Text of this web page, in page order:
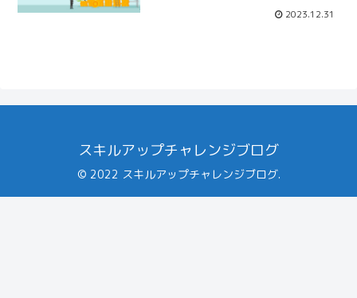
2023.12.31
スキルアップチャレンジブログ
© 2022 スキルアップチャレンジブログ.